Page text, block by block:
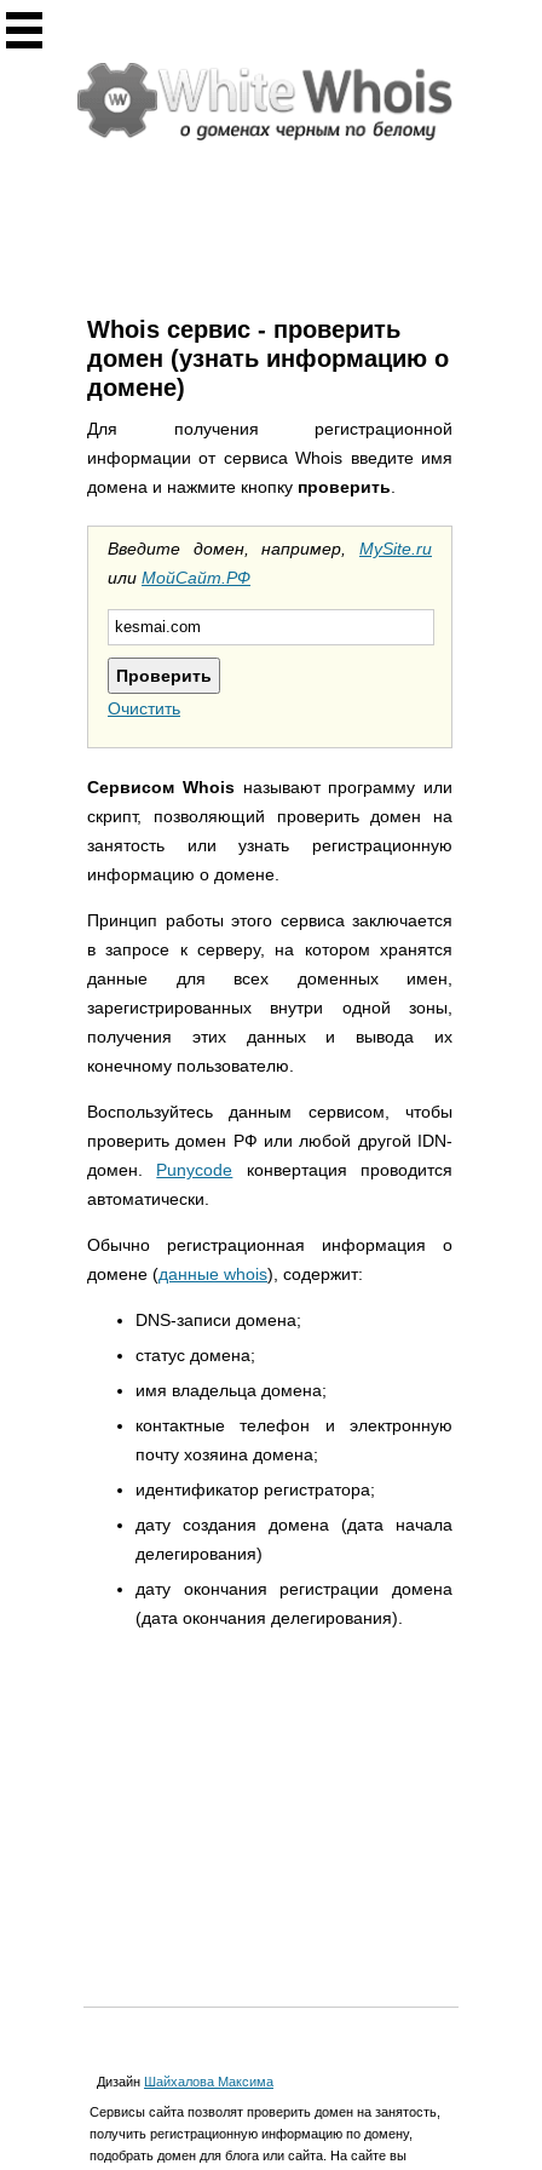
Инструменты
Массовый Whois
Регистрация домена
CHMOD калькулятор
Полезное
Новости о доменах
Статьи о доменах
Полезные ссылки
Словари и списки
Программы
Whois сервис - проверить
домен (узнать информацию о
домене)
Для получения регистрационной
информации от сервиса Whois введите имя
домена и нажмите кнопку проверить
Введите домен, например, MySite.ru
или МойСайт.РФ
Очистить
Сервисом Whoisназывают программу или
скрипт, позволяющий проверить домен на
занятость или узнать регистрационную
информацию о домене.
Принцип работы этого сервиса заключается
в запросе к серверу, на котором хранятся
данные для всех доменных имен,
зарегистрированных внутри одной зоны,
получения этих данных и вывода их
конечному пользователю.
Воспользуйтесь данным сервисом, чтобы
проверить домен РФ или любой другой IDN-
домен. Punycode конвертация проводится
автоматически.
Обычно регистрационная информация о
домене (данные whois), содержит:
DNS-записи домена;
статус домена;
имя владельца домена;
контактные телефон и электронную
почту хозяина домена;
идентификатор регистратора;
дату создания домена (дата начала
делегирования)
дату окончания регистрации домена
(дата окончания делегирования).
Дизайн Шайхалова Максима
Cервиcы сайта позволят проверить домен на занятость,
получить регистрационную информацию по домену,
подобрать домен для блога или сайта. На сайте вы